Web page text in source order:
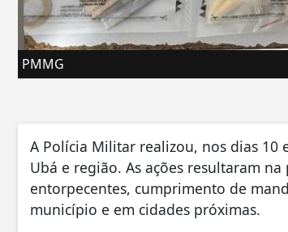
PMMG
A Polícia Militar realizou, nos dias 10
Ubá e região. As ações resultaram
entorpecentes, cumprimento de
município e em cidades próximas.